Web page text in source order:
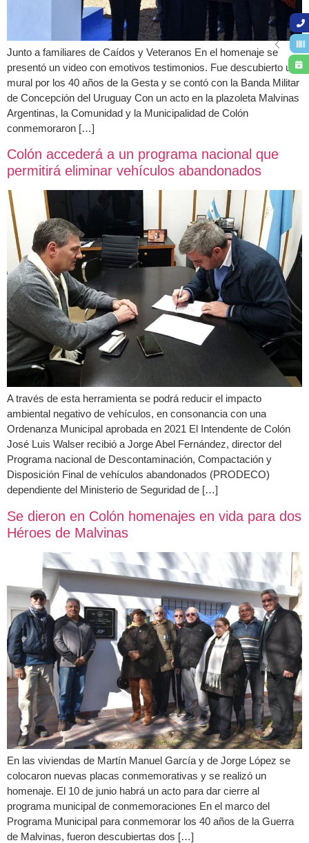
Junto a familiares de Caídos y Veteranos En el homenaje se
presentó un video con emotivos testimonios. Fue descubierto un
mural por los 40 años de la Gesta y se contó con la Banda Militar
de Concepción del Uruguay Con un acto en la plazoleta Malvinas
Argentinas, la Comunidad y la Municipalidad de Colón
conmemoraron […]
Colón accederá a un programa nacional que
permitirá eliminar vehículos abandonados
A través de esta herramienta se podrá reducir el impacto
ambiental negativo de vehículos, en consonancia con una
Ordenanza Municipal aprobada en 2021 El Intendente de Colón
José Luis Walser recibió a Jorge Abel Fernández, director del
Programa nacional de Descontaminación, Compactación y
Disposición Final de vehículos abandonados (PRODECO)
dependiente del Ministerio de Seguridad de […]
Se dieron en Colón homenajes en vida para dos
Héroes de Malvinas
En las viviendas de Martín Manuel García y de Jorge López se
colocaron nuevas placas conmemorativas y se realizó un
homenaje. El 10 de junio habrá un acto para dar cierre al
programa municipal de conmemoraciones En el marco del
Programa Municipal para conmemorar los 40 años de la Guerra
de Malvinas, fueron descubiertas dos […]